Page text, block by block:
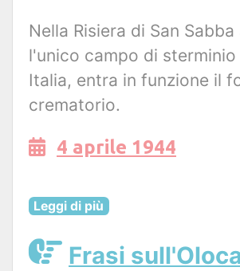
Nella Risiera di San Sabba
l'unico campo di sterminio
Italia, entra in funzione il
crematorio.
4 aprile 1944
Leggi di più
Frasi